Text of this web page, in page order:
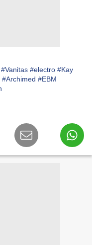
#Vanitas #electro #Kay
#Archimed #EBM